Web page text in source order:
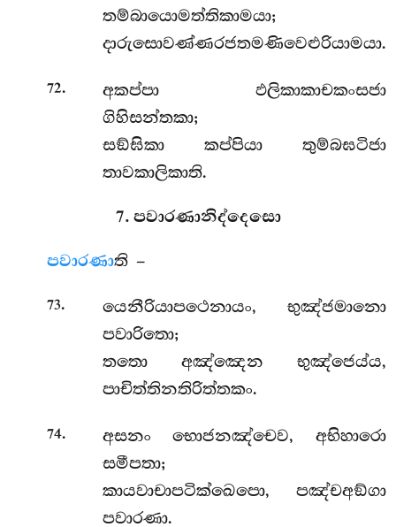
තම්බායොමත්තිකාමයා;
දාරුසොවණ්ණරජතමණිවෙළුරියාමයා.
72.
අකප්පා ඵලිකාකාචකංසජා
ගිහිසන්තකා;
සඞ්ඝිකා කප්පියා තුම්බඝටිජා
තාවකාලිකාති.
7. පවාරණානිද්දෙසො
පවාරණාති –
73.
යෙනීරියාපථෙනායං, භුඤ්ජමානො
පවාරිතො;
තතො අඤ්ඤෙන භුඤ්ජෙය්ය,
පාචිත්තිනතිරිත්තකං.
74.
අසනං භොජනඤ්චෙව, අභිහාරො
සමීපතා;
කායවාචාපටික්ඛෙපො, පඤ්චඅඞ්ගා
පවාරණා.